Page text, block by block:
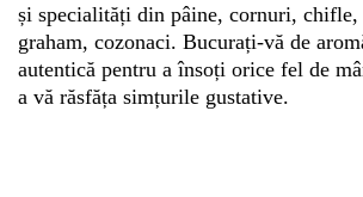
și specialități din pâine, cornuri, chifle,
graham, cozonaci. Bucurați-vă de
autentică pentru a însoți orice fel de
a vă răsfăța simțurile gustative.